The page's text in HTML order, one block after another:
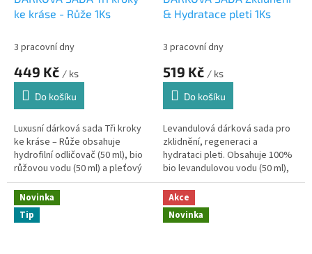
ke kráse - Růže 1Ks
3 pracovní dny
449 Kč / ks
Do košíku
Luxusní dárková sada Tři kroky
ke kráse – Růže obsahuje
hydrofilní odličovač (50 ml), bio
růžovou vodu (50 ml) a pleťový
olej (20 ml). Kompletní
třístupňová péče s opojnou
vůní...
& Hydratace pleti 1Ks
3 pracovní dny
519 Kč / ks
Do košíku
Levandulová dárková sada pro
zklidnění, regeneraci a
hydrataci pleti. Obsahuje 100%
bio levandulovou vodu (50 ml),
hyaluronové sérum (50 ml) a
hydrofilní odličovač (50 ml)....
Novinka
Tip
Akce
Novinka